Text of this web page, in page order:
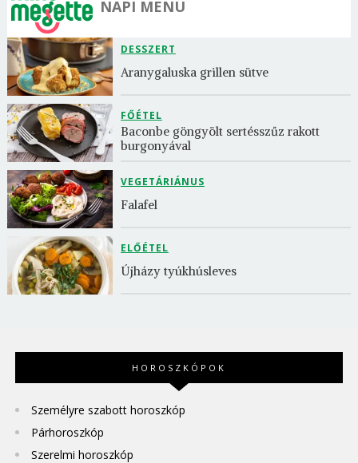
NAPI MENÜ
DESSZERT
Aranygaluska grillen sütve
FŐÉTEL
Baconbe göngyölt sertésszűz rakott
burgonyával
VEGETÁRIÁNUS
Falafel
ELŐÉTEL
Újházy tyúkhúsleves
HOROSZKÓPOK
Személyre szabott horoszkóp
Párhoroszkóp
Szerelmi horoszkóp